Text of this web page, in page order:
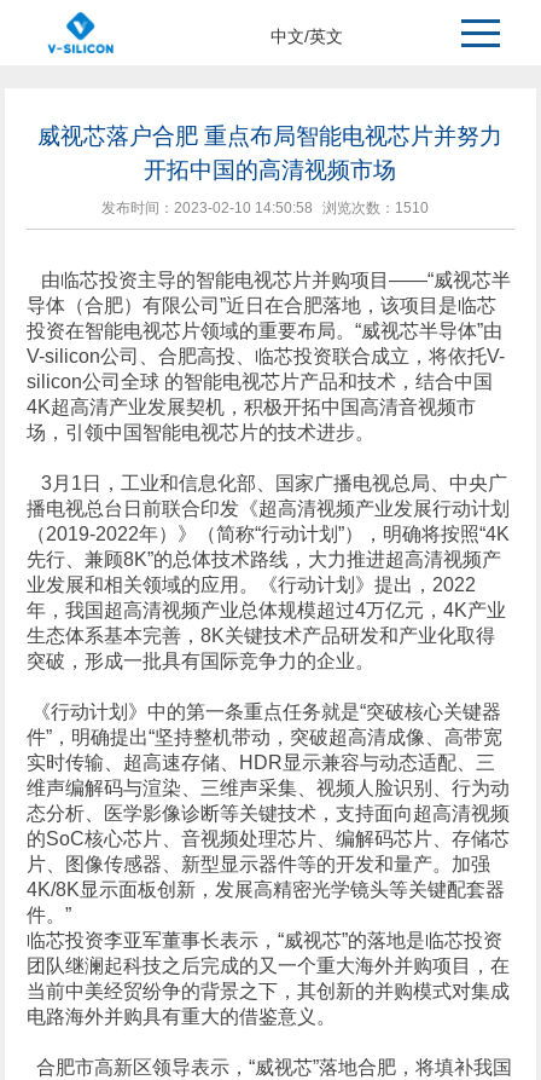
中文/英文
>新闻中心
威视芯落户合肥 重点布局智能电视芯片并努力
开拓中国的高清视频市场
发布时间：2023-02-10 14:50:58 浏览次数： 1510
由临芯投资主导的智能电视芯片并购项目——“威视芯半
导体（合肥）有限公司”近日在合肥落地，该项目是临芯
投资在智能电视芯片领域的重要布局。“威视芯半导体”由
V-silicon公司、合肥高投、临芯投资联合成立，将依托V-
silicon公司全球 的智能电视芯片产品和技术，结合中国
4K超高清产业发展契机，积极开拓中国高清音视频市
场，引领中国智能电视芯片的技术进步。
3月1日，工业和信息化部、国家广播电视总局、中央广
播电视总台日前联合印发《超高清视频产业发展行动计划
（2019-2022年）》（简称“行动计划”），明确将按照“4K
先行、兼顾8K”的总体技术路线，大力推进超高清视频产
业发展和相关领域的应用。《行动计划》提出，2022
年，我国超高清视频产业总体规模超过4万亿元，4K产业
生态体系基本完善，8K关键技术产品研发和产业化取得
突破，形成一批具有国际竞争力的企业。
《行动计划》中的第一条重点任务就是“突破核心关键器
件”，明确提出“坚持整机带动，突破超高清成像、高带宽
实时传输、超高速存储、HDR显示兼容与动态适配、三
维声编解码与渲染、三维声采集、视频人脸识别、行为动
态分析、医学影像诊断等关键技术，支持面向超高清视频
的SoC核心芯片、音视频处理芯片、编解码芯片、存储芯
片、图像传感器、新型显示器件等的开发和量产。加强
4K/8K显示面板创新，发展高精密光学镜头等关键配套器
件。”
临芯投资李亚军董事长表示，“威视芯”的落地是临芯投资
团队继澜起科技之后完成的又一个重大海外并购项目，在
当前中美经贸纷争的背景之下，其创新的并购模式对集成
电路海外并购具有重大的借鉴意义。
合肥市高新区领导表示，“威视芯”落地合肥，将填补我国